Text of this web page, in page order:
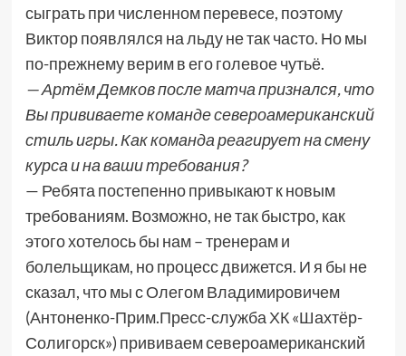
сыграть при численном перевесе, поэтому
Виктор появлялся на льду не так часто. Но мы
по-прежнему верим в его голевое чутьё.
— Артём Демков после матча признался, что
Вы прививаете команде североамериканский
стиль игры. Как команда реагирует на смену
курса и на ваши требования?
— Ребята постепенно привыкают к новым
требованиям. Возможно, не так быстро, как
этого хотелось бы нам – тренерам и
болельщикам, но процесс движется. И я бы не
сказал, что мы с Олегом Владимировичем
(Антоненко-Прим.Пресс-служба ХК «Шахтёр-
Солигорск») прививаем североамериканский